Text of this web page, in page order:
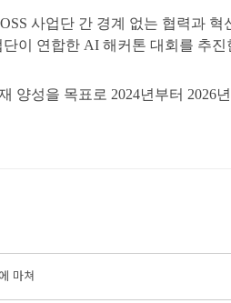
사업단 간 경계 없는 협력과
이 연합한 AI 해커톤 대회를 추
양성을 목표로 2024년부터 2026
마쳐